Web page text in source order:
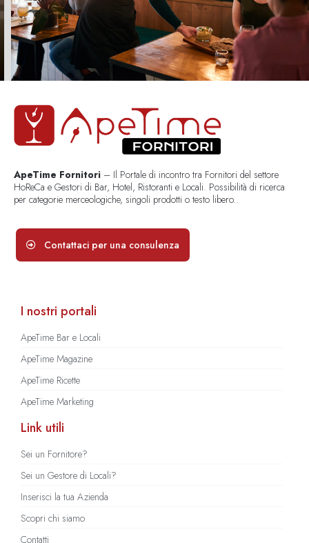
ApeTime Fornitori – Il Portale di incontro tra Fornitori del settore
HoReCa e Gestori di Bar, Hotel, Ristoranti e Locali. Possibilità di ricerca
per categorie merceologiche, singoli prodotti o testo libero..
Contattaci per una consulenza
I nostri portali
ApeTime Bar e Locali
ApeTime Magazine
ApeTime Ricette
ApeTime Marketing
Link utili
Sei un Fornitore?
Sei un Gestore di Locali?
Inserisci la tua Azienda
Scopri chi siamo
Contatti